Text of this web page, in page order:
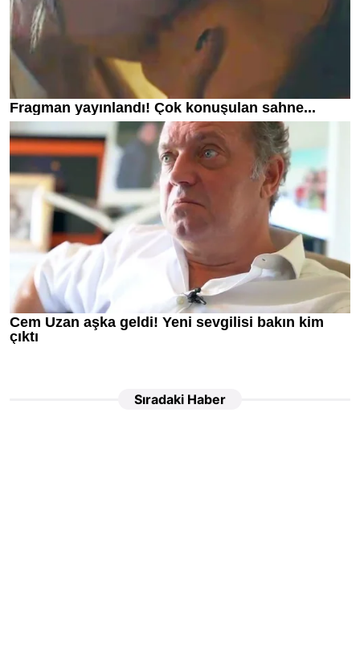
Sıradaki Haber